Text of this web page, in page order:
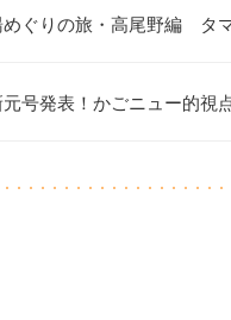
ぐりの旅・高尾野編 タ
号発表！かごニュー的視